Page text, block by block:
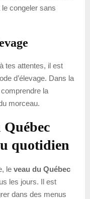
congeler sans
tes attentes, il est
d’élevage. Dans la
la
morceau.
quotidien
le veau du Québec
les jours. Il est
dans des menus